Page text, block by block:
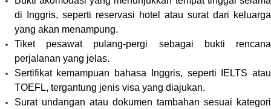
di Inggris, seperti reservasi hotel atau surat dari keluarga
yang akan menampung.
Tiket pesawat pulang-pergi sebagai bukti rencana
perjalanan yang jelas.
Sertifikat kemampuan bahasa Inggris, seperti IELTS atau
TOEFL, tergantung jenis visa yang diajukan.
Surat undangan atau dokumen tambahan sesuai kategori